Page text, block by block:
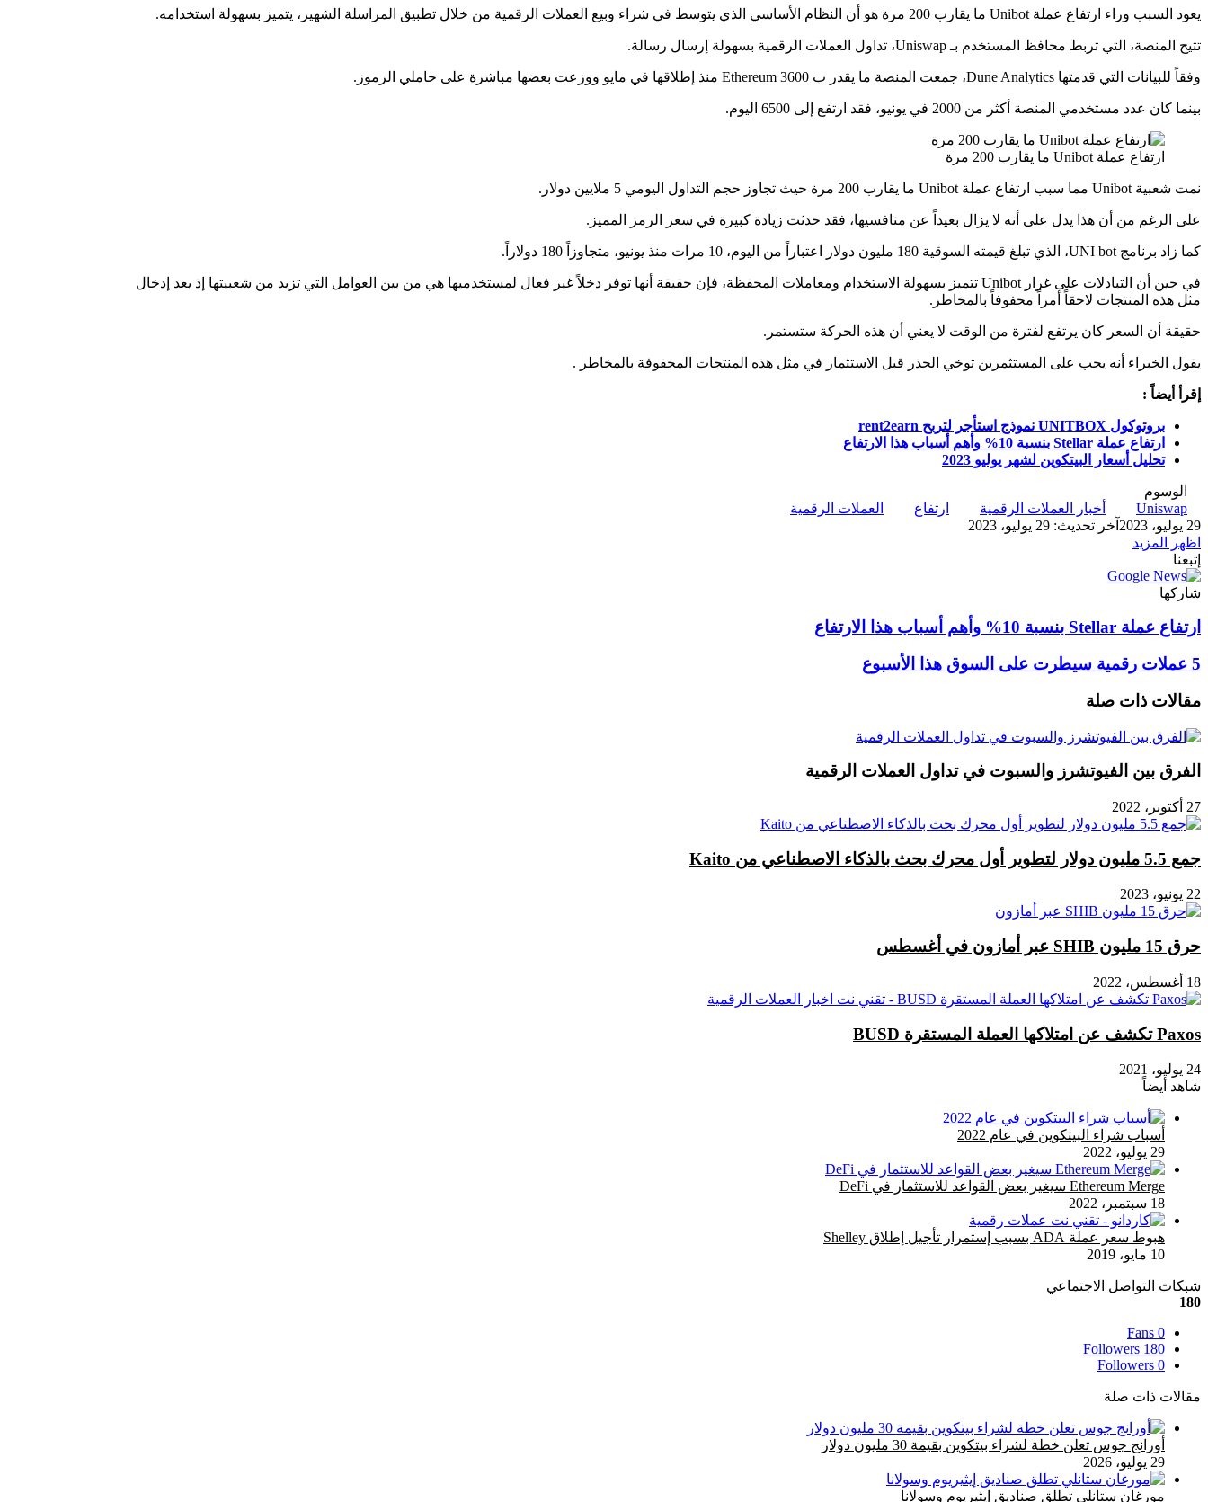
يعود السبب وراء ارتفاع عملة Unibot ما يقارب 200 مرة هو أن النظام الأساسي الذي يتوسط في شراء وبيع العملات الرقمية من خلال تطبيق المراسلة الشهير، يتميز بسهولة استخدامه.
تتيح المنصة، التي تربط محافظ المستخدم بـ Uniswap، تداول العملات الرقمية بسهولة إرسال رسالة.
وفقاً للبيانات التي قدمتها Dune Analytics، جمعت المنصة ما يقدر ب 3600 Ethereum منذ إطلاقها في مايو ووزعت بعضها مباشرة على حاملي الرموز.
بينما كان عدد مستخدمي المنصة أكثر من 2000 في يونيو، فقد ارتفع إلى 6500 اليوم.
ارتفاع عملة Unibot ما يقارب 200 مرة
نمت شعبية Unibot مما سبب ارتفاع عملة Unibot ما يقارب 200 مرة حيث تجاوز حجم التداول اليومي 5 ملايين دولار.
على الرغم من أن هذا يدل على أنه لا يزال بعيداً عن منافسيها، فقد حدثت زيادة كبيرة في سعر الرمز المميز.
كما زاد برنامج UNI bot، الذي تبلغ قيمته السوقية 180 مليون دولار اعتباراً من اليوم، 10 مرات منذ يونيو، متجاوزاً 180 دولاراً.
في حين أن التبادلات على غرار Unibot تتميز بسهولة الاستخدام ومعاملات المحفظة، فإن حقيقة أنها توفر دخلاً غير فعال لمستخدميها هي من بين العوامل التي تزيد من شعبيتها إذ يعد إدخال
مثل هذه المنتجات لاحقاً أمراً محفوفاً بالمخاطر.
حقيقة أن السعر كان يرتفع لفترة من الوقت لا يعني أن هذه الحركة ستستمر.
يقول الخبراء أنه يجب على المستثمرين توخي الحذر قبل الاستثمار في مثل هذه المنتجات المحفوفة بالمخاطر .
إقرأ أيضاً :
بروتوكول UNITBOX نموذج استأجر لتربح
rent2earn
ارتفاع عملة Stellar بنسبة 10% وأهم أسباب هذا الارتفاع
تحليل أسعار البيتكوين لشهر يوليو 2023
الوسوم
Uniswap
أخبار العملات الرقمية ارتفاع
العملات الرقمية
29 يوليو، 2023
آخر تحديث: 29 يوليو، 2023
اظهر المزيد
إتبعنا
شاركها
ارتفاع
عملة
Stellar
بنسبة
10%
وأهم
أسباب
هذا
الارتفاع
ارتفاع عملة Stellar بنسبة 10% وأهم أسباب هذا الارتفاع
5
رقمية
سيطرت
على
السوق
هذا
الأسبوع
5 عملات رقمية سيطرت على السوق هذا الأسبوع
مقالات ذات صلة
الفرق بين الفيوتشرز والسبوت في تداول العملات الرقمية
27 أكتوبر، 2022
جمع 5.5 مليون دولار لتطوير أول محرك بحث بالذكاء الاصطناعي من Kaito
22 يونيو، 2023
حرق 15 مليون SHIB عبر أمازون في أغسطس
18 أغسطس، 2022
Paxos تكشف عن امتلاكها العملة المستقرة BUSD
24 يوليو، 2021
شاهد أيضاً
أسباب شراء البيتكوين في عام 2022
29 يوليو، 2022
Ethereum Merge سيغير بعض القواعد للاستثمار في DeFi
18 سبتمبر، 2022
هبوط سعر عملة ADA بسبب إستمرار تأجيل إطلاق Shelley
10 مايو، 2019
شبكات التواصل الاجتماعي
180
0
Fans
180
Followers
0
Followers
مقالات ذات صلة
أورانج جوس تعلن خطة لشراء بيتكوين بقيمة 30 مليون دولار
29 يوليو، 2026
مورغان ستانلي تطلق صناديق إيثيريوم وسولانا